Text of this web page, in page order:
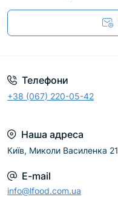
Телефони
+38 (067) 220-05-42
Наша адреса
Київ, Миколи Василенка 21
E-mail
info@lfood.com.ua